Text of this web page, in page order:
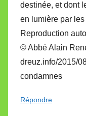
destinée, et dont
en lumière par
Reproduction
© Abbé Alain
dreuz.info/2015/
condamnes
Répondre